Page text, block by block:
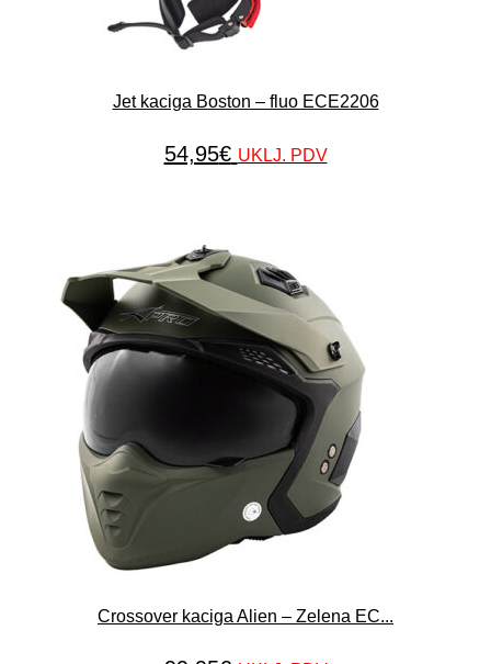
Jet kaciga Boston – fluo ECE2206
54,95€ UKLJ. PDV
Crossover kaciga Alien – Zelena EC...